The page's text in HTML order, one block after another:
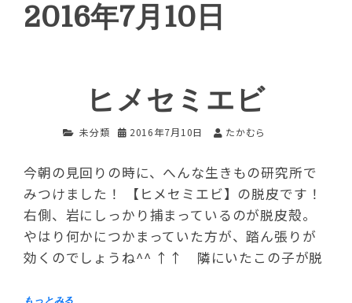
2016年7月10日
ヒメセミエビ
未分類 2016年7月10日 たかむら
今朝の見回りの時に、へんな生きもの研究所で
みつけました！ 【ヒメセミエビ】の脱皮です！
右側、岩にしっかり捕まっているのが脱皮殻。
やはり何かにつかまっていた方が、踏ん張りが
効くのでしょうね^^ ↑↑ 隣にいたこの子が脱